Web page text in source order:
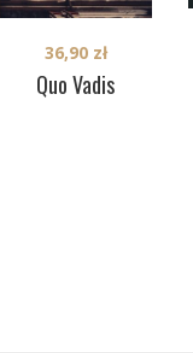
Quo Vadis
36,90 zł